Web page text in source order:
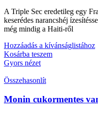
A Triple Sec eredetileg egy
keserédes narancshéj
még mindig a Haiti-ről
Hozzáadás a kívánságlistához
Kosárba teszem
Gyors nézet
Összehasonlít
Monin cukormentes